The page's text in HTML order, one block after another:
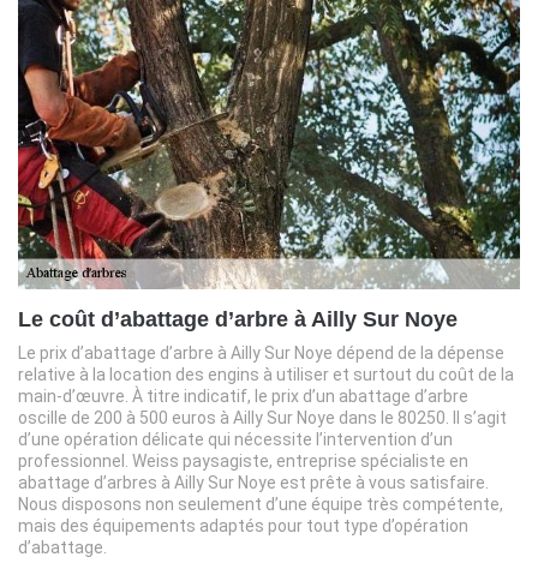
Le coût d’abattage d’arbre à Ailly Sur Noye
Le prix d’abattage d’arbre à Ailly Sur Noye dépend de la dépense
relative à la location des engins à utiliser et surtout du coût de la
main-d’œuvre. À titre indicatif, le prix d’un abattage d’arbre
oscille de 200 à 500 euros à Ailly Sur Noye dans le 80250. Il s’agit
d’une opération délicate qui nécessite l’intervention d’un
professionnel. Weiss paysagiste, entreprise spécialiste en
abattage d’arbres à Ailly Sur Noye est prête à vous satisfaire.
Nous disposons non seulement d’une équipe très compétente,
mais des équipements adaptés pour tout type d’opération
d’abattage.